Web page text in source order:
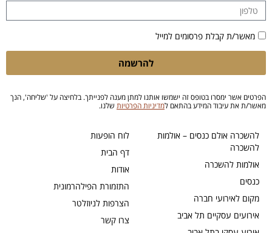
לוח הופעות
דף הבית
אודות
התזמורת הפילהרמונית
הצרפות לניוזלטר
צרו קשר
להשכרה אולם כנסים – אולמות
להשכרה
אולמות להשכרה
כנסים
מקום לאירועי חברה
אירועים עסקיים תל אביב
מאשר/ת קבלת פרסומים למייל
להרשמה
הפרטים אשר ימסרו בטופס זה ישמשו אותנו למתן מענה לפנייתך. בלחיצה על 'שליחה', הנך
מאשר/ת את עיבוד המידע בהתאם למדיניות הפרטיות שלנו.